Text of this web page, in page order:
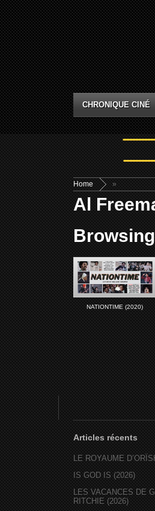
CHRONIQUE CINÉ
Home »
Al
NATIONTIME (2020)
Articles récents
LE ROYAUME
IS GOD IS (2026)
LES VACANCES DE
RITCHIE (2026)